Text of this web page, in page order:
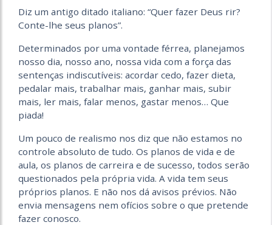
Diz um antigo ditado italiano: “Quer fazer Deus rir?
Conte-lhe seus planos”.
Determinados por uma vontade férrea, planejamos
nosso dia, nosso ano, nossa vida com a força das
sentenças indiscutíveis: acordar cedo, fazer dieta,
pedalar mais, trabalhar mais, ganhar mais, subir
mais, ler mais, falar menos, gastar menos… Que
piada!
Um pouco de realismo nos diz que não estamos no
controle absoluto de tudo. Os planos de vida e de
aula, os planos de carreira e de sucesso, todos serão
questionados pela própria vida. A vida tem seus
próprios planos. E não nos dá avisos prévios. Não
envia mensagens nem ofícios sobre o que pretende
fazer conosco.